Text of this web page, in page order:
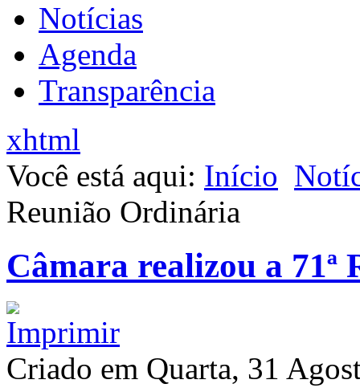
Notícias
Agenda
Transparência
xhtml
Você está aqui: Início
Reunião Ordinária
Câmara realizou a
Criado em Quarta, 31